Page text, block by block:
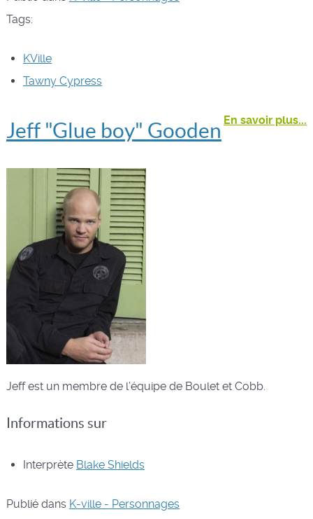
Tags:
KVille
Tawny Cypress
En savoir plus...
Jeff "Glue boy" Gooden
Jeff est un membre de l’équipe de Boulet et Cobb.
Informations sur
Interprète Blake Shields
Publié dans K-ville - Personnages